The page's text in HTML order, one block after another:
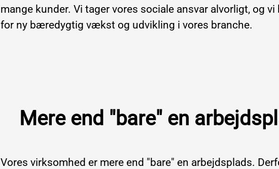
mange kunder. Vi tager vores sociale ansvar alvorligt, og
for ny bæredygtig vækst og udvikling i vores branche.
Mere end "bare" en
Vores virksomhed er mere end "bare" en arbejdsplads.